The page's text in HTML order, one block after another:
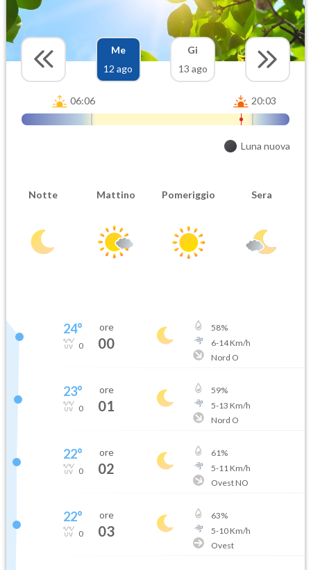
Me
12 ago
Gi
13 ago
06:06 20:03
Luna nuova
Notte Mattino Pomeriggio Sera
24°
0
ore
00
58%
6-14Km/h
Nord O
23°
0
ore
01
59%
5-13 Km/h
Nord O
22°
0
ore
02
61%
5-11 Km/h
Ovest NO
22°
0
ore
03
63%
5-10Km/h
Ovest